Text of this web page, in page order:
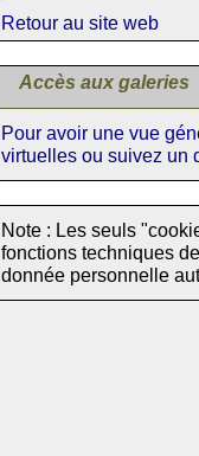
Retour au site web
Accès aux galeries
Pour avoir une vue
virtuelles ou suivez un
Note : Les seuls
fonctions techniques
donnée personnelle